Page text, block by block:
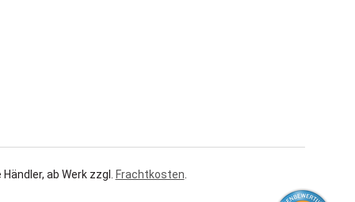
ab Werk zzgl. Frachtkosten